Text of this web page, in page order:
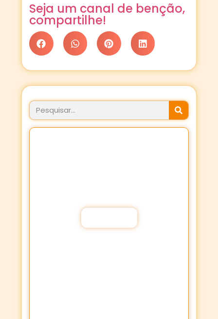
Seja um canal de benção,
compartilhe!